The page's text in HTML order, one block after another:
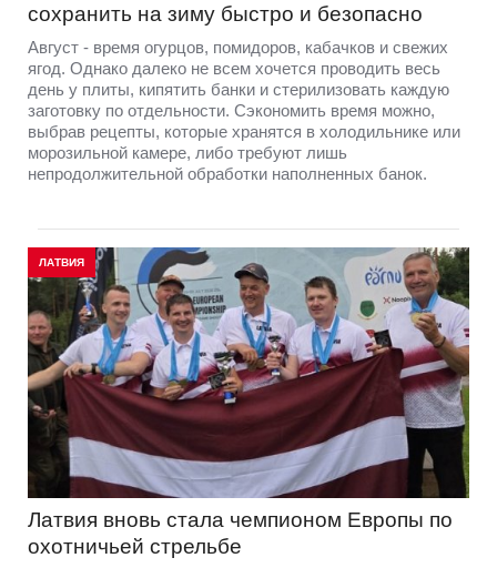
сохранить на зиму быстро и безопасно
Август - время огурцов, помидоров, кабачков и свежих
ягод. Однако далеко не всем хочется проводить весь
день у плиты, кипятить банки и стерилизовать каждую
заготовку по отдельности. Сэкономить время можно,
выбрав рецепты, которые хранятся в холодильнике или
морозильной камере, либо требуют лишь
непродолжительной обработки наполненных банок.
ЛАТВИЯ
Латвия вновь стала чемпионом Европы по
охотничьей стрельбе